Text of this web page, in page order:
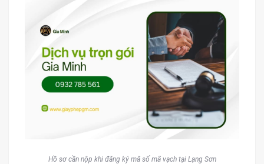
Hồ sơ cần nộp khi đăng ký mã số mã vạch tại Lạng Sơn